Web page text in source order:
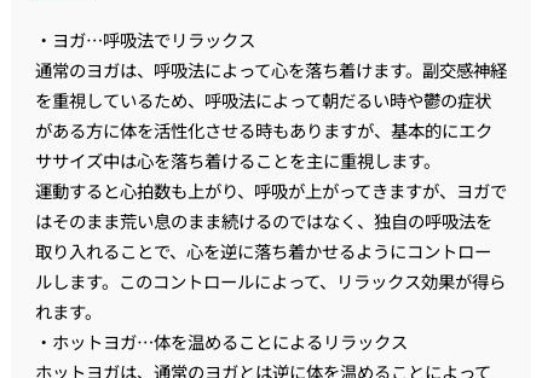
・ヨガ…呼吸法でリラックス
通常のヨガは、呼吸法によって心を落ち着けます。副交感神経
を重視しているため、呼吸法によって朝だるい時や鬱の症状
がある方に体を活性化させる時もありますが、基本的にエク
ササイズ中は心を落ち着けることを主に重視します。
運動すると心拍数も上がり、呼吸が上がってきますが、ヨガで
はそのまま荒い息のまま続けるのではなく、独自の呼吸法を
取り入れることで、心を逆に落ち着かせるようにコントロー
ルします。このコントロールによって、リラックス効果が得ら
れます。
・ホットヨガ…体を温めることによるリラックス
ホットヨガは、通常のヨガとは逆に体を温めることによって